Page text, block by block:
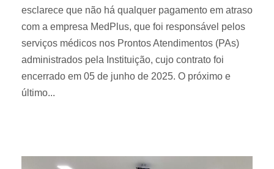
esclarece que não há qualquer pagamento em atraso
com a empresa MedPlus, que foi responsável pelos
serviços médicos nos Prontos Atendimentos (PAs)
administrados pela Instituição, cujo contrato foi
encerrado em 05 de junho de 2025. O próximo e
último...